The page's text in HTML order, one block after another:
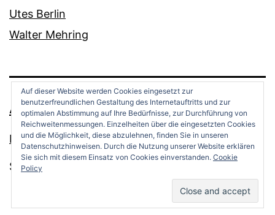
Utes Berlin
Walter Mehring
Auf dieser Website werden Cookies eingesetzt zur
benutzerfreundlichen Gestaltung des Internetauftritts und zur
optimalen Abstimmung auf Ihre Bedürfnisse, zur Durchführung von
Reichweitenmessungen. Einzelheiten über die eingesetzten Cookies
und die Möglichkeit, diese abzulehnen, finden Sie in unseren
Datenschutzhinweisen. Durch die Nutzung unserer Website erklären
Sie sich mit diesem Einsatz von Cookies einverstanden. Cookie
Policy
ANDREAS OPPERMANN
Datenschutz
Stolz präsentiert von